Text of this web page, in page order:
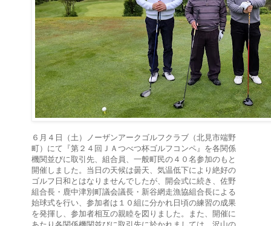
６月４日（土）ノーザンアークゴルフクラブ（北見市端野
町）にて『第２４回ＪＡつべつ杯ゴルフコンペ』を各関係
機関並びに取引先、組合員、一般町民の４０名参加のもと
開催しました。当日の天候は曇天、気温低下により絶好の
ゴルフ日和とはなりませんでしたが、開会式に続き、佐野
組合長・鹿中津別町議会議長・新谷網走漁協組合長による
始球式を行い、参加者は１０組に分かれ日頃の練習の成果
を発揮し、参加者相互の親睦を図りました。また、開催に